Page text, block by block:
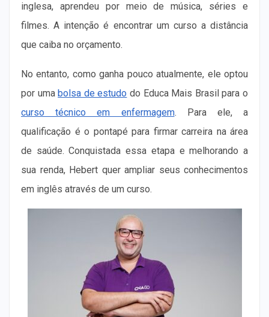
inglesa, aprendeu por meio de música, séries e
filmes. A intenção é encontrar um curso a distância
que caiba no orçamento.
No entanto, como ganha pouco atualmente, ele optou
por umabolsa de estudo do Educa Mais Brasil para o
curso técnico em enfermagem. Para ele, a
qualificação é o pontapé para firmar carreira na área
de saúde. Conquistada essa etapa e melhorando a
sua renda, Hebert quer ampliar seus conhecimentos
em inglês através de um curso.